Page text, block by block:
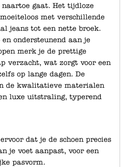
gaat. Het tijdloze
met verschillende
jeans tot een nette broek.
ondersteunend aan je
merk je de prettige
verzacht, wat zorgt voor een
op lange dagen. De
de kwalitatieve materialen
luxe uitstraling, typerend
dat je de schoen precies
je voet aanpast, voor een
pasvorm.